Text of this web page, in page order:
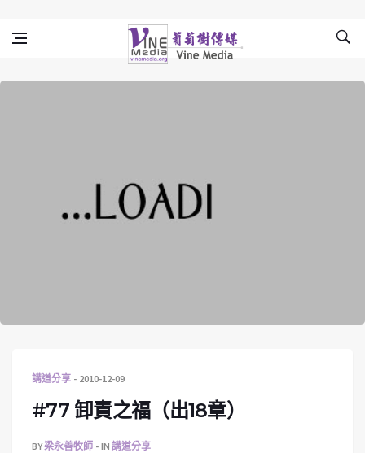
Vine Media
葡萄樹傳媒
講道分享 2010-12-09
#77 卸責之福（出18章）
BY梁永善牧師 IN 講道分享